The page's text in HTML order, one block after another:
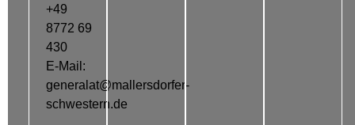
+49
8772 69
430
E-Mail:
generalat@mallersdorfer-
schwestern.de